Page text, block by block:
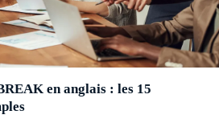
en anglais : les 15